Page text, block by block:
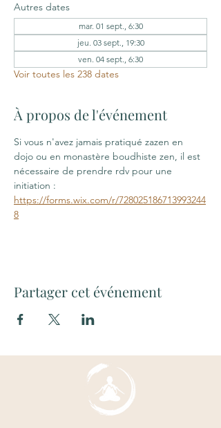
Autres dates
mar. 01 sept., 6:30
jeu. 03 sept., 19:30
ven. 04 sept., 6:30
Voir toutes les 238 dates
À propos de l'événement
Si vous n'avez jamais pratiqué zazen en
dojo ou en monastère boudhiste zen, il est
nécessaire de prendre rdv pour une
initiation :
https://forms.wix.com/r/728025186713993244
8
Partager cet événement